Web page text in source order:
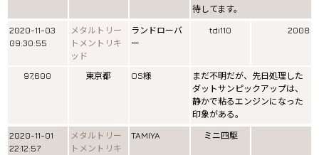
待してます。
2020-11-03
09:30:55
メタルトリー
トメントリキ
ッド
ランドローバ
ー
tdi110 2008
97,600 東京都 OS様
まだ不明だが、先日処理した
ダットサンピックアップは、
静かで粘るエンジンになった
印象がある。
2020-11-01
22:12:57
メタルトリー
トメントリキ
TAMIYA ミニ四駆